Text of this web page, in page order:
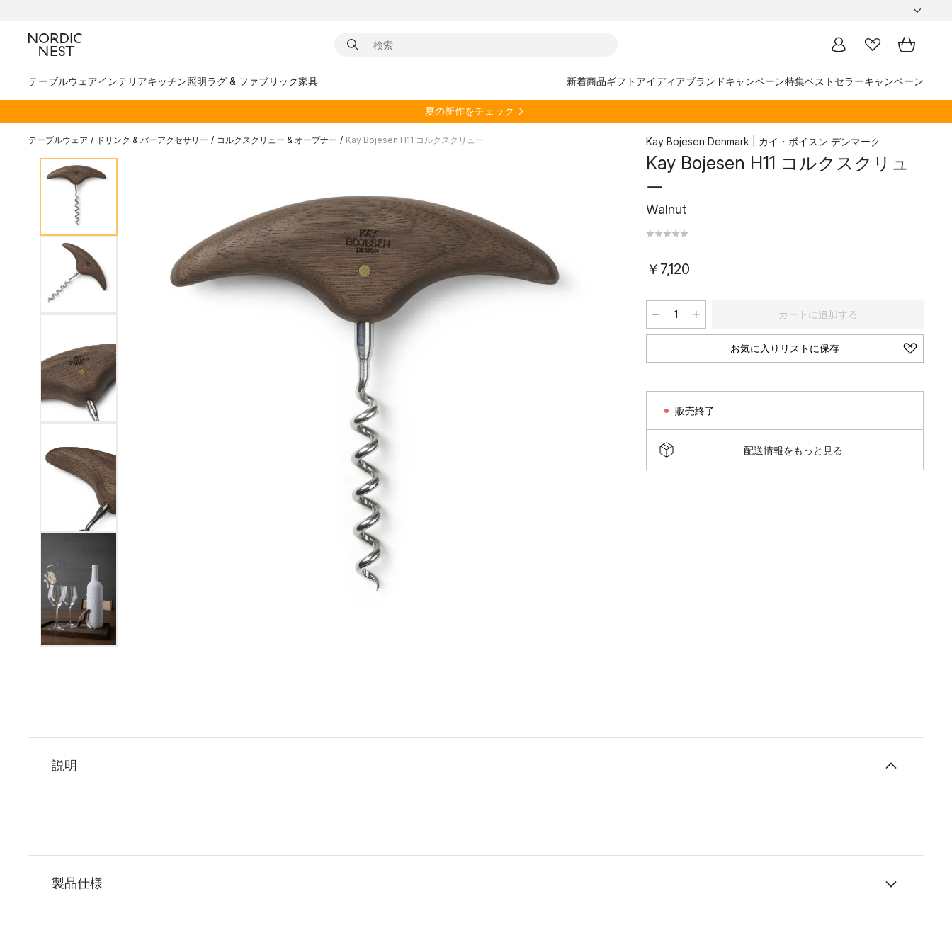
テーブルウェアインテリアキッチン照明ラグ & ファブリック家具 新着商品ギフトアイディアブランドキャンペーン特集ベストセラーキャンペーン
夏の新作をチェック
テーブルウェア / ドリンク & バーアクセサリー / コルクスクリュー & オープナー / Kay Bojesen H11 コルクスクリュー Kay Bojesen Denmark | カイ・ボイスン デンマーク
Kay Bojesen H11 コルクスクリュ
ー
Walnut
￥7,120
カートに追加する
お気に入りリストに保存
販売終了
配送情報をもっと見る
説明
製品仕様